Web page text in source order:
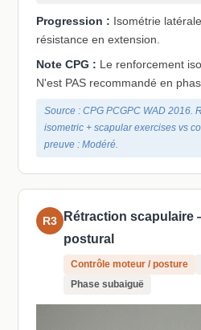
Progression : Isométrie
résistance en extension.
Note CPG : Le renforcement
N'est PAS recommandé en
Source : CPG PCGPC WAD 2016.
isometric + scapular exercises vs
preuve : Modéré.
R3
Rétraction
postural
Contrôle moteur / posture
Phase subaiguë